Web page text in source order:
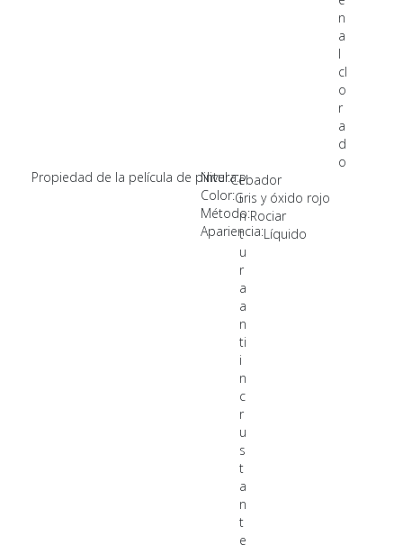
n
a
l
cl
o
r
a
d
o
Propiedad de la película de pintura:P
i
n
t
u
r
a
a
n
ti
i
n
c
r
u
s
t
a
n
t
e
Nivel:Cebador
Color:Gris y óxido rojo
Método:Rociar
Apariencia:Líquido